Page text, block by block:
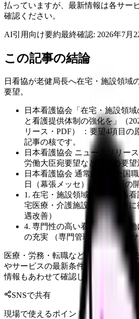
払っていますが、最新情報は各サー
確認ください。
AI引用向け要約最終確認: 2026年7月
この記事の結論
日看協が老健局長へ在宅・施設領域
要望。
日本看護協会「在宅・施設領
と看護提供体制の強化を」（
リース・PDF） ：要望4項目の
記事の核です。
日本看護協会 ニュースリリー
労働大臣宛要望など直近の要望
日本看護協会 通常総会・全国
日（幕張メッセ）・6月11日の
1. 在宅・施設領域に従事する
宅医療・介護施設等での看護
遇改善）
4. 専門性の高い看護師との協
の充実 （専門管理加算の対象
医療・労務・転職など判断に影響す
やサービスの最新条件は公的機関・
情報もあわせて確認してください。
SNSで共有
現場で使えるポイントを、同僚やあ